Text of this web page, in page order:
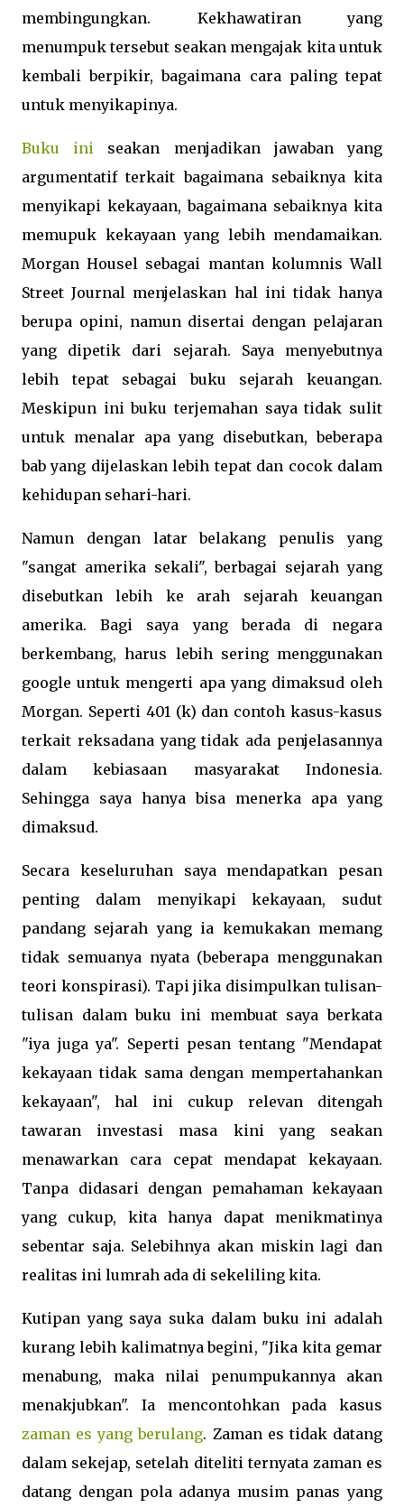
membingungkan. Kekhawatiran yang
menumpuk tersebut seakan mengajak kita untuk
kembali berpikir, bagaimana cara paling tepat
untuk menyikapinya.
Buku ini seakan menjadikan jawaban yang
argumentatif terkait bagaimana sebaiknya kita
menyikapi kekayaan, bagaimana sebaiknya kita
memupuk kekayaan yang lebih mendamaikan.
Morgan Housel sebagai mantan kolumnis Wall
Street Journal menjelaskan hal ini tidak hanya
berupa opini, namun disertai dengan pelajaran
yang dipetik dari sejarah. Saya menyebutnya
lebih tepat sebagai buku sejarah keuangan.
Meskipun ini buku terjemahan saya tidak sulit
untuk menalar apa yang disebutkan, beberapa
bab yang dijelaskan lebih tepat dan cocok dalam
kehidupan sehari-hari.
Namun dengan latar belakang penulis yang
"sangat amerika sekali", berbagai sejarah yang
disebutkan lebih ke arah sejarah keuangan
amerika. Bagi saya yang berada di negara
berkembang, harus lebih sering menggunakan
google untuk mengerti apa yang dimaksud oleh
Morgan. Seperti 401 (k) dan contoh kasus-kasus
terkait reksadana yang tidak ada penjelasannya
dalam kebiasaan masyarakat Indonesia.
Sehingga saya hanya bisa menerka apa yang
dimaksud.
Secara keseluruhan saya mendapatkan pesan
penting dalam menyikapi kekayaan, sudut
pandang sejarah yang ia kemukakan memang
tidak semuanya nyata (beberapa menggunakan
teori konspirasi). Tapi jika disimpulkan tulisan-
tulisan dalam buku ini membuat saya berkata
"iya juga ya". Seperti pesan tentang "Mendapat
kekayaan tidak sama dengan mempertahankan
kekayaan", hal ini cukup relevan ditengah
tawaran investasi masa kini yang seakan
menawarkan cara cepat mendapat kekayaan.
Tanpa didasari dengan pemahaman kekayaan
yang cukup, kita hanya dapat menikmatinya
sebentar saja. Selebihnya akan miskin lagi dan
realitas ini lumrah ada di sekeliling kita.
Kutipan yang saya suka dalam buku ini adalah
kurang lebih kalimatnya begini, "Jika kita gemar
menabung, maka nilai penumpukannya akan
menakjubkan". Ia mencontohkan pada kasus
zaman es yang berulang. Zaman es tidak datang
dalam sekejap, setelah diteliti ternyata zaman es
datang dengan pola adanya musim panas yang